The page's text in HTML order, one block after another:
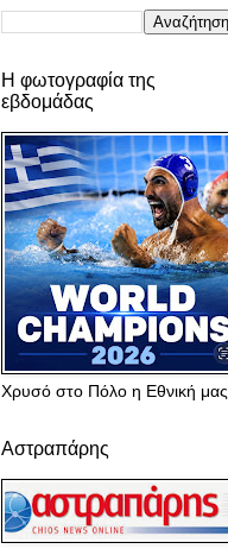
Η φωτογραφία της
εβδομάδας
Χρυσό στο Πόλο η Εθνική μας
Αστραπάρης